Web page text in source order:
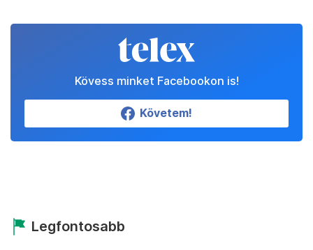
Kövess minket Facebookon is!
Követem!
Legfontosabb